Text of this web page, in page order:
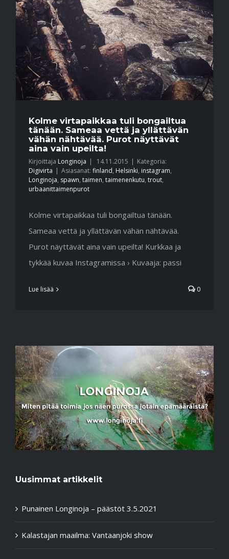
Kolme virtapaikkaa tuli bongailtua
tänään. Sameaa vettä ja yllättävän
vähän nähtävää. Purot näyttävät
aina vain upeilta!
Kirjoittaja Longinoja | 14.11.2015 | Kategoria:
Digivirta | Asiasanat: finland, Helsinki, instagram,
Longinoja, spawn, taimen, taimenenkutu, trout,
urbaanittaimenpurot
Kolme virtapaikkaa tuli bongailtua tänään.
Sameaa vettä ja yllättävän vähän nähtävää.
Purot näyttävät aina vain upeilta! Kurkkaa ja
tykkää kuvaa Instagramissa › Kuvaaja: passi
Lue lisää 0
Uusimmat artikkelit
Punainen Longinoja – päästöt 3.5.2021
Kalastajan maailma: Vantaanjoki show